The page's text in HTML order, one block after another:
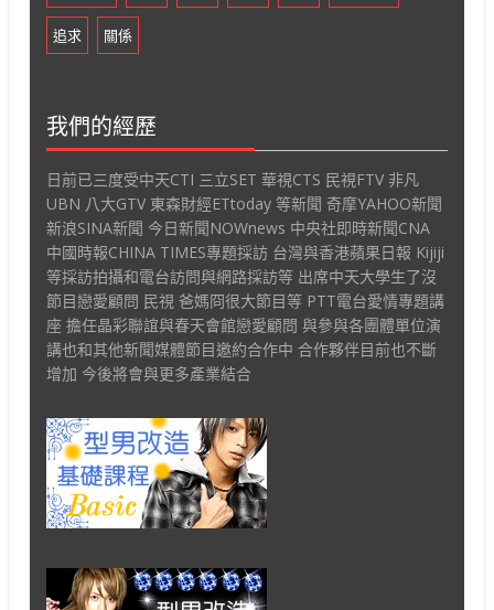
追求 關係
我們的經歷
日前已三度受中天CTI 三立SET 華視CTS 民視FTV 非凡
UBN 八大GTV 東森財經ETtoday 等新聞 奇摩YAHOO新聞
新浪SINA新聞 今日新聞NOWnews 中央社即時新聞CNA
中國時報CHINA TIMES專題採訪 台灣與香港蘋果日報 Kijiji
等採訪拍攝和電台訪問與網路採訪等 出席中天大學生了沒
節目戀愛顧問 民視 爸媽冏很大節目等 PTT電台愛情專題講
座 擔任晶彩聯誼與春天會館戀愛顧問 與參與各團體單位演
講也和其他新聞媒體節目邀約合作中 合作夥伴目前也不斷
增加 今後將會與更多產業結合